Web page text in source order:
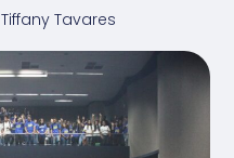
Tiffany Tavares